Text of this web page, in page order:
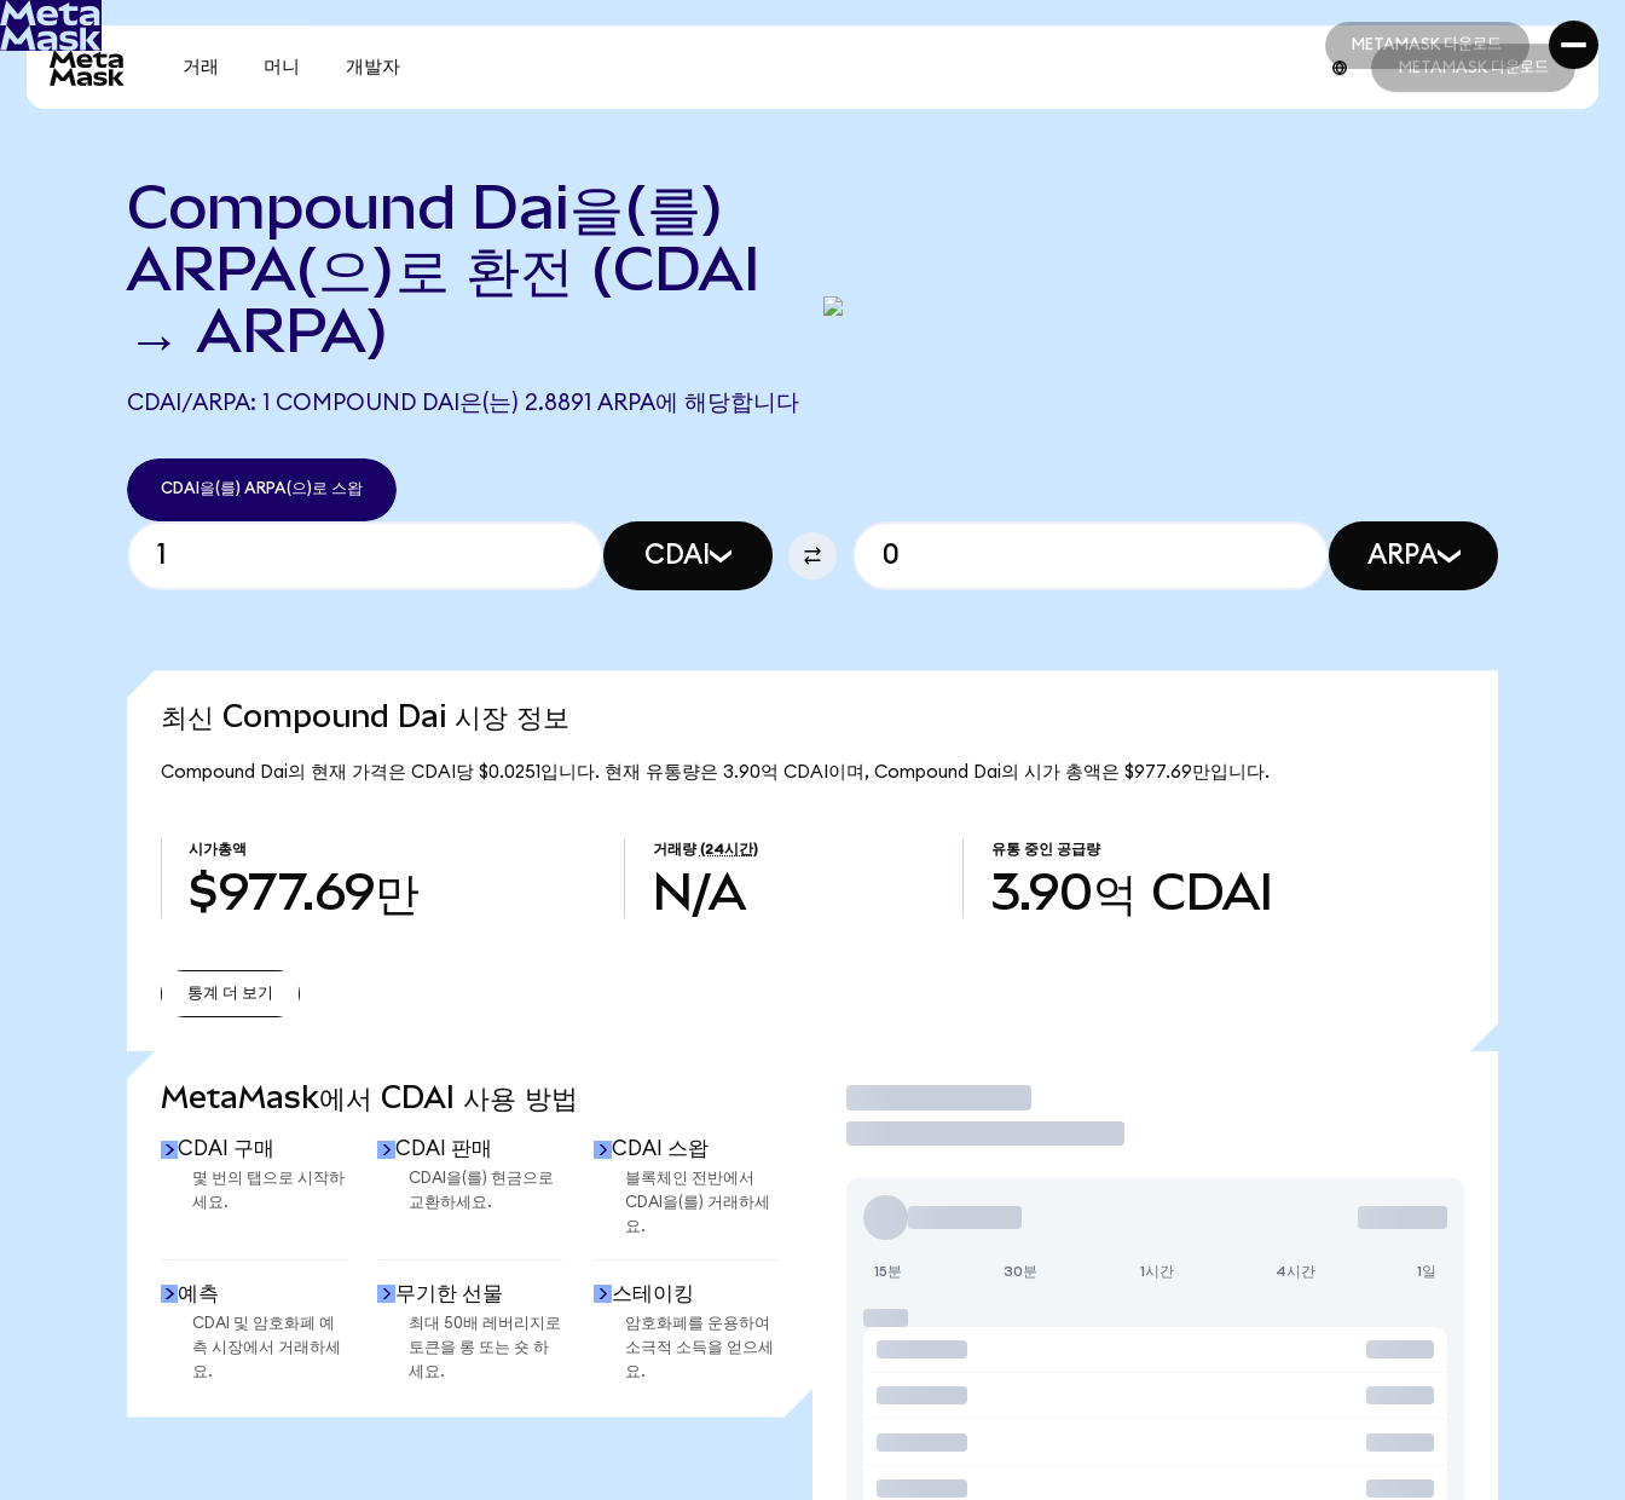
METAMASK 다운로드
METAMASK 다운로드
거래 머니 개발자 METAMASK 다운로드
Compound Dai을(를)
ARPA(으)로 환전 (CDAI
→ ARPA)
CDAI/ARPA: 1 COMPOUND DAI은(는) 2.8891 ARPA에 해당합니다
CDAI을(를) ARPA(으)로 스왑
CDAI ARPA
최신 Compound Dai 시장 정보
Compound Dai의 현재 가격은 CDAI당 $0.0251입니다. 현재 유통량은 3.90억 CDAI이며, Compound Dai의 시가 총액은 $977.69만입니다.
시가총액
$977.69만
거래량 (24시간)
N/A
유통 중인 공급량
3.90억 CDAI
통계 더 보기
MetaMask에서 CDAI 사용 방법
CDAI 구매
몇 번의 탭으로 시작하
세요.
CDAI 판매
CDAI을(를) 현금으로
교환하세요.
CDAI 스왑
블록체인 전반에서
CDAI을(를) 거래하세
요.
예측
CDAI 및 암호화폐 예
측 시장에서 거래하세
요.
무기한 선물
최대 50배 레버리지로
토큰을 롱 또는 숏 하
세요.
스테이킹
암호화폐를 운용하여
소극적 소득을 얻으세
요.
거래
15분 30분 1시간 4시간 1일